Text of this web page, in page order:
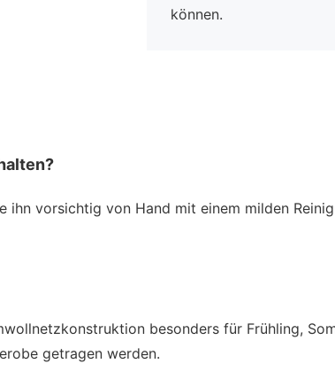
können.
ihn vorsichtig von Hand mit einem milden
besonders für Frühling,
getragen werden.